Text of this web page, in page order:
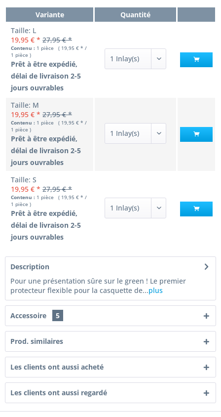
Variante
Quantité
Taille: L
19,95 € * 27,95 € *
Contenu : 1 pièce ( 19,95 € * /
1 pièce )
Prêt à être expédié,
délai de livraison 2-5
jours ouvrables
Taille: M
19,95 € * 27,95 € *
Contenu : 1 pièce ( 19,95 € * /
1 pièce )
Prêt à être expédié,
délai de livraison 2-5
jours ouvrables
Taille: S
19,95 € * 27,95 € *
Contenu : 1 pièce ( 19,95 € * /
1 pièce )
Prêt à être expédié,
délai de livraison 2-5
jours ouvrables
Description
Pour une présentation sûre sur le green ! Le premier
protecteur flexible pour la casquette de...plus
Accessoire 5
Prod. similaires
Les clients ont aussi acheté
Les clients ont aussi regardé